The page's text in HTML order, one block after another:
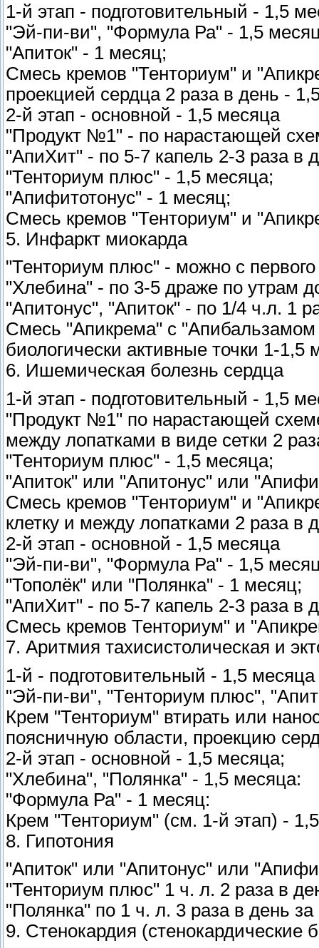
1-й этап - подготовительный - 1,5
"Эй-пи-ви", "Формула Ра" - 1,5
"Апиток" - 1 месяц;
Смесь кремов "Тенториум" и
проекцией сердца 2 раза в день -
2-й этап - основной - 1,5 месяца
"Продукт №1" - по нарастающей
"АпиХит" - по 5-7 капель 2-3 раза в
"Тенториум плюс" - 1,5 месяца;
"Апифитотонус" - 1 месяц;
Смесь кремов "Тенториум" и
5. Инфаркт миокарда
"Тенториум плюс" - можно с
"Хлебина" - по 3-5 драже по утрам
"Апитонус", "Апиток" - по 1/4 ч.л. 1
Смесь "Апикрема" с
биологически активные точки 1-1,5
6. Ишемическая болезнь сердца
1-й этап - подготовительный - 1,5
"Продукт №1" по нарастающей
между лопатками в виде сетки 2
"Тенториум плюс" - 1,5 месяца;
"Апиток" или "Апитонус" или
Смесь кремов "Тенториум" и
клетку и между лопатками 2 раза в
2-й этап - основной - 1,5 месяца
"Эй-пи-ви", "Формула Ра" - 1,5
"Тополёк" или "Полянка" - 1 месяц;
"АпиХит" - по 5-7 капель 2-3 раза в
Смесь кремов Тенториум" и
7. Аритмия тахисистолическая и
1-й - подготовительный - 1,5 месяца
"Эй-пи-ви", "Тенториум плюс",
Крем "Тенториум" втирать или
поясничную области, проекцию
2-й этап - основной - 1,5 месяца;
"Хлебина", "Полянка" - 1,5 месяца:
"Формула Ра" - 1 месяц:
Крем "Тенториум" (см. 1-й этап) -
8. Гипотония
"Апиток" или "Апитонус" или
"Тенториум плюс" 1 ч. л. 2 раза в
"Полянка" по 1 ч. л. 3 раза в день
9. Стенокардия (стенокардические